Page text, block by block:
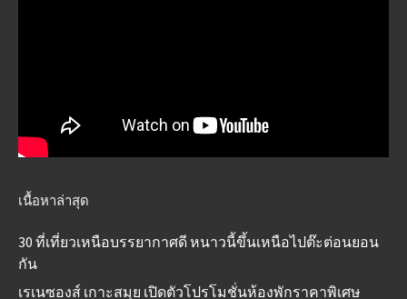
เนื้อหาล่าสุด
30 ที่เที่ยวเหนือบรรยากาศดี หนาวนี้ขึ้นเหนือไปต๊ะต่อนยอน
กัน
เรเนซองส์ เกาะสมุย เปิดตัวโปรโมชั่นห้องพักราคาพิเศษ